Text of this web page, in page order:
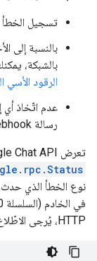
تسجيل الخطأ
بالنسبة إلى
بالشبكة،
الرقود الأسي
عدم اتّخاذ أي
رسالة Webhook مهمًا.
تعرض Google Chat API الأخطاء على شكل
HTTP، يُرجى الاطّلاع على